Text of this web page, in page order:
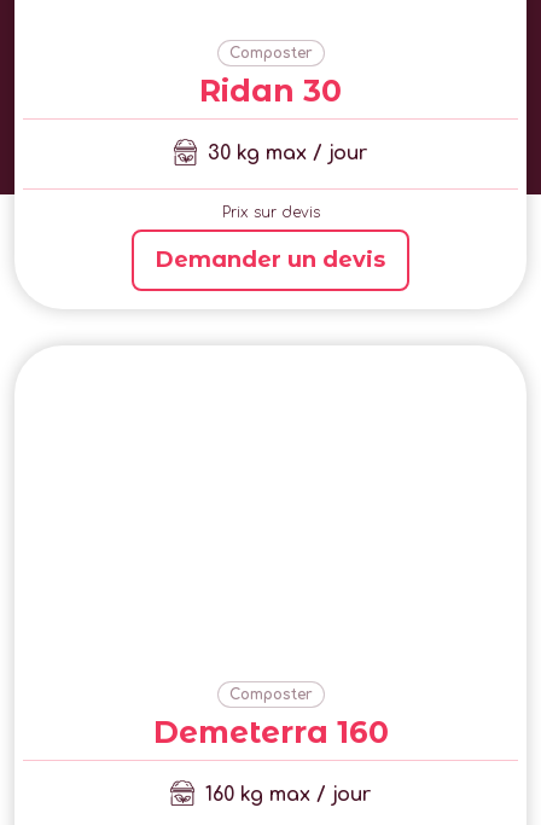
Composter
Ridan 30
30 kg max / jour
Prix sur devis
Demander un devis
Composter
Demeterra 160
160 kg max / jour